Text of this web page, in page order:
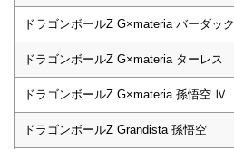
ドラゴンボールZ G×materia バーダック
ドラゴンボールZ G×materia ターレス
ドラゴンボールZ G×materia 孫悟空 Ⅳ
ドラゴンボールZ Grandista 孫悟空